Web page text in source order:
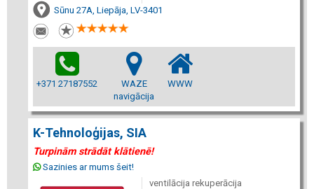
Sūnu 27A, Liepāja, LV-3401
+371 27187552
WAZE
navigācija
WWW
K-Tehnoloģijas, SIA
Turpinām strādāt klātienē!
Sazinies ar mums šeit!
ventilācija rekuperācija